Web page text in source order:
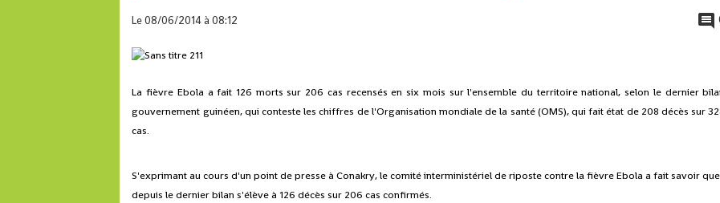
Le 08/06/2014à 08:12
La fièvre Ebola a fait 126 morts sur 206 cas recensés en six mois sur l'ensemble du territoire national, selon le dernier
gouvernement guinéen, qui conteste les chiffres de l'Organisation mondiale de la santé (OMS), qui fait état de 208 décès sur
cas.
S'exprimant au cours d'un point de presse à Conakry, le comité interministériel de riposte contre la fièvre Ebola a fait savoir que
depuis le dernier bilan s'élève à 126 décès sur 206 cas confirmés.